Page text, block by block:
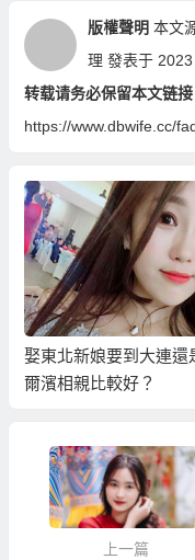
版權聲明 本文
理 發表于
转载请务必保留本文链接
https://www.dbwife.cc/
娶東北新娘要到大連還
爾濱相親比較好？
上一篇